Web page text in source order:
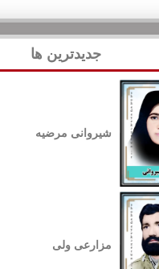
جدیدترین ها
شیروانی مرضیه
مزارعی ولی